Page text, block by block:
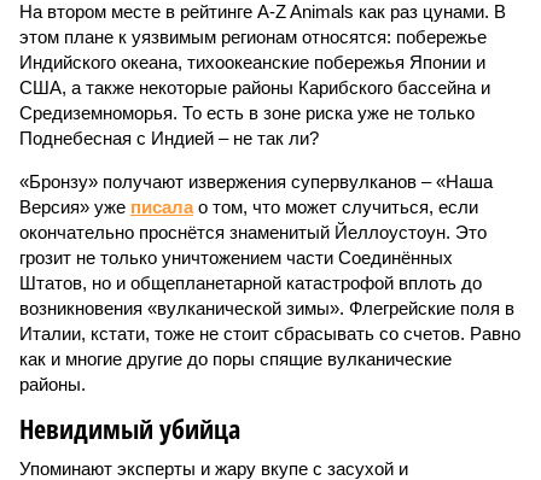
На втором месте в рейтинге A-Z Animals как раз цунами. В
этом плане к уязвимым регионам относятся: побережье
Индийского океана, тихо­океанские побережья Японии и
США, а также некоторые районы Карибского бассейна и
Средиземноморья. То есть в зоне риска уже не только
Поднебесная с Индией – не так ли?
«Бронзу» получают извержения супервулканов – «Наша
Версия» уже писалао том, что может случиться, если
окончательно проснётся знаменитый Йеллоустоун. Это
грозит не только уничтожением части Соединённых
Штатов, но и общепланетарной катастрофой вплоть до
возникновения «вулканической зимы». Флегрейские поля в
Италии, кстати, тоже не стоит сбрасывать со счетов. Равно
как и многие другие до поры спящие вулканические
районы.
Невидимый убийца
Упоминают эксперты и жару вкупе с засухой и